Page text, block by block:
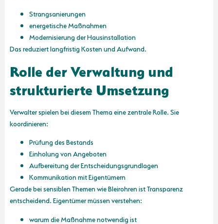
Strangsanierungen
energetische Maßnahmen
Modernisierung der Hausinstallation
Das reduziert langfristig Kosten und Aufwand.
Rolle der Verwaltung und
strukturierte Umsetzung
Verwalter spielen bei diesem Thema eine zentrale Rolle. Sie
koordinieren:
Prüfung des Bestands
Einholung von Angeboten
Aufbereitung der Entscheidungsgrundlagen
Kommunikation mit Eigentümern
Gerade bei sensiblen Themen wie Bleirohren ist Transparenz
entscheidend. Eigentümer müssen verstehen:
warum die Maßnahme notwendig ist